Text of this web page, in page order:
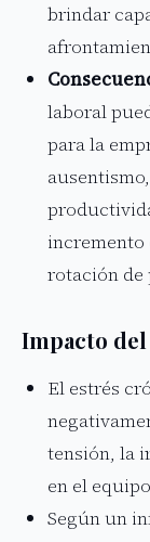
brindar
laboral
para la
incremento
rotación de
Impacto
El estrés
tensión, la
en el
Según un